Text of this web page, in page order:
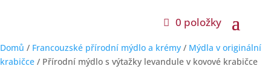
0 položky
Domů / Francouzské přírodní mýdlo a krémy / Mýdla v originální
krabičce / Přírodní mýdlo s výtažky levandule v kovové krabičce